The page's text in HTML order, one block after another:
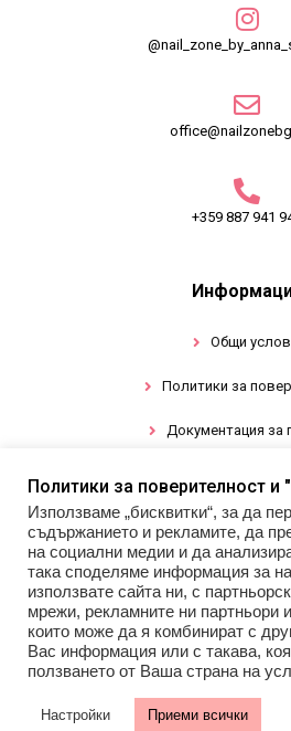
+359 887 941
Общи
Политики за
Документация за
Промоции
Гел лак
Декорации за
Политики за поверителност и
Използваме „бисквитки“, за да
съдържанието и рекламите, да
на социални медии и да
така споделяме информация за
използвате сайта ни, с
мрежи, рекламните ни партньори
които може да я комбинират с
Вас информация или с такава,
ползването от Ваша страна на
Настройки Приеми всички